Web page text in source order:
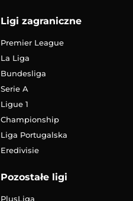
Ligi zagraniczne
Premier League
La Liga
Bundesliga
Serie A
Ligue 1
Championship
Liga Portugalska
Eredivisie
Pozostałe ligi
PlusLiga